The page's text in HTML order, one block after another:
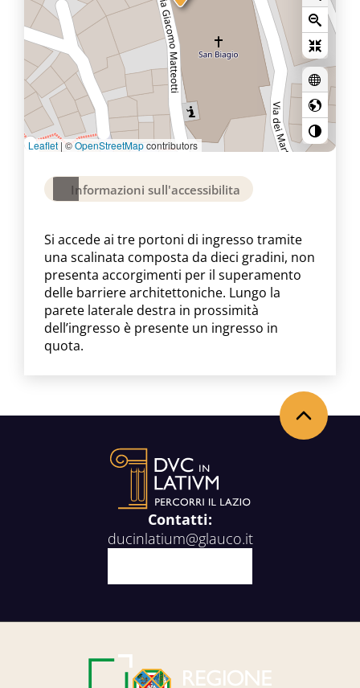
Leaflet |©OpenStreetMapcontributors
Informazioni sull'accessibilita
Si accede ai tre portoni di ingresso tramite
una scalinata composta da dieci gradini, non
presenta accorgimenti per il superamento
delle barriere architettoniche. Lungo la
parete laterale destra in prossimità
dell’ingresso è presente un ingresso in
quota.
Contatti:
ducinlatium@glauco.it
Back to the top